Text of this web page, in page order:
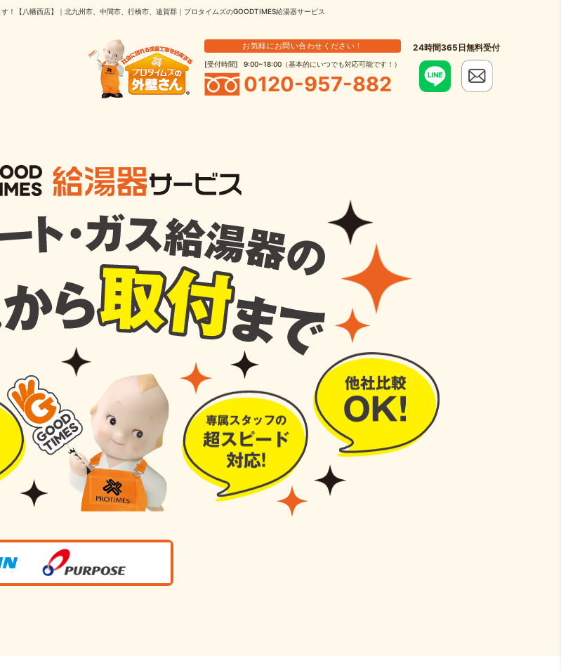
！【八幡西店】｜北九州市、中間市、行橋市、遠賀郡｜プロタイムズのGOODTIMES給湯器サービス
お気軽にお問い合わせください！
受付時間 9:00~18:00（基本的にいつでも対応可能です！）
0120-957-882
24時間365日無料受付